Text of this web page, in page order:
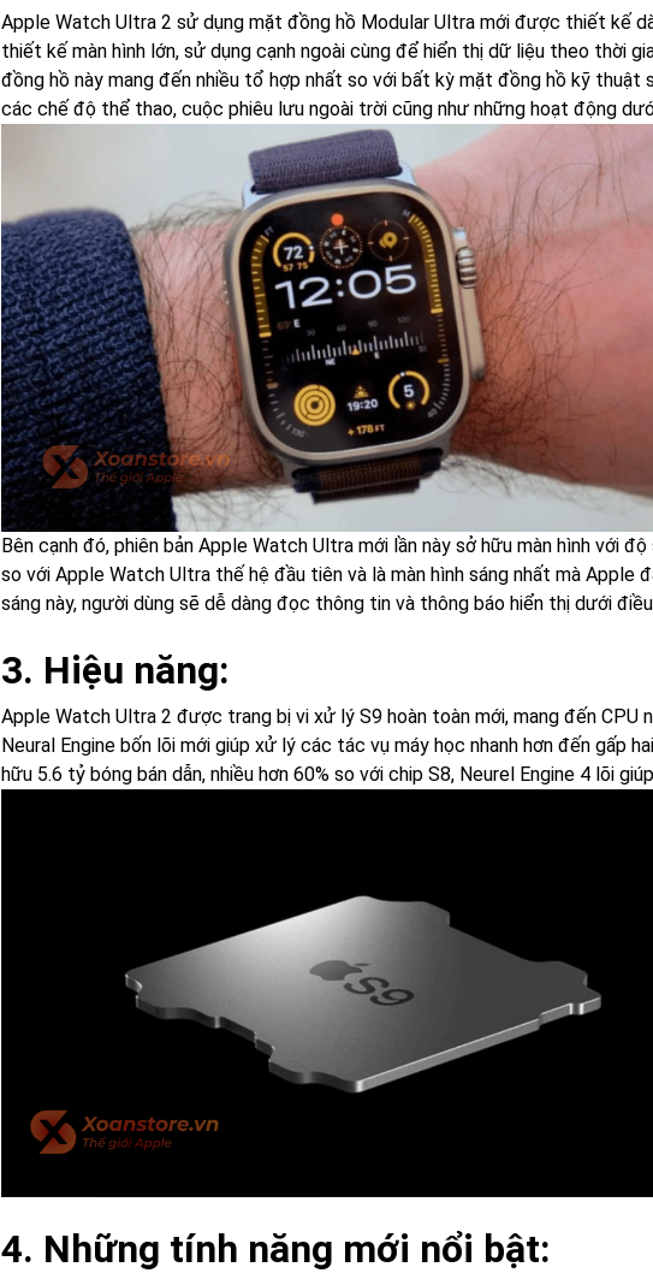
Apple Watch Ultra 2 sử dụng mặt đồng hồ Modular Ultra mới được thiết kế
thiết kế màn hình lớn, sử dụng cạnh ngoài cùng để hiển thị dữ liệu theo thời
đồng hồ này mang đến nhiều tổ hợp nhất so với bất kỳ mặt đồng hồ kỹ thuật
các chế độ thể thao, cuộc phiêu lưu ngoài trời cũng như những hoạt động
Bên cạnh đó, phiên bản Apple Watch Ultra mới lần này sở hữu màn hình với
so với Apple Watch Ultra thế hệ đầu tiên và là màn hình sáng nhất mà
sáng này, người dùng sẽ dễ dàng đọc thông tin và thông báo hiển thị dưới
3. Hiệu năng:
Apple Watch Ultra 2 được trang bị vi xử lý S9 hoàn toàn mới, mang đến CPU
Neural Engine bốn lõi mới giúp xử lý các tác vụ máy học nhanh hơn đến gấp
hữu 5.6 tỷ bóng bán dẫn, nhiều hơn 60% so với chip S8, Neurel Engine 4 lõi
4. Những tính năng mới nổi bật: